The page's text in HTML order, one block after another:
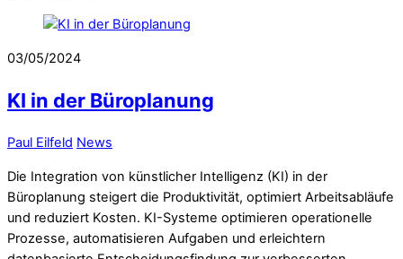
03/05/2024
KI in der Büroplanung
Paul Eilfeld News
Die Integration von künstlicher Intelligenz (KI) in der
Büroplanung steigert die Produktivität, optimiert Arbeitsabläufe
und reduziert Kosten. KI-Systeme optimieren operationelle
Prozesse, automatisieren Aufgaben und erleichtern